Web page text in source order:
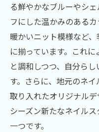
る鮮やかなブルーやシ
フにした温かみのある
暖かいニット模様など
に揃っています。これ
と調和しつつ、自分ら
す。さらに、地元のネ
取り入れたオリジナル
シーズン新たなネイル
一つです。